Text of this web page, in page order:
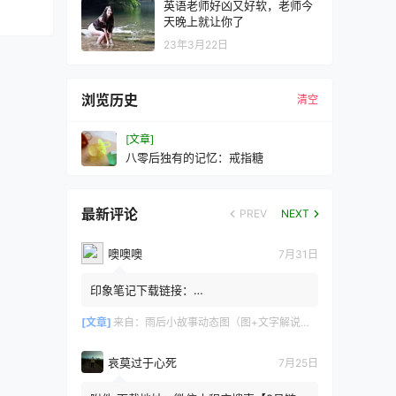
英语老师好凶又好软，老师今
天晚上就让你了
23年3月22日
浏览历史 清空
[文章]
八零后独有的记忆：戒指糖
最新评论 PREV NEXT
噢噢噢 7月31日
印象笔记下载链接：
[文章] 来自： 雨后小故事动态图（图+文字解说版）
哀莫过于心死 7月25日